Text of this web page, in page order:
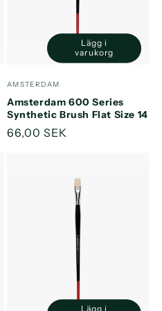
Säljare:
AMSTERDAM
Amsterdam 600 Series
Synthetic Brush Flat Size 14
Ordinarie
66,00 SEK
Minska
kvantitet
Title
Öka
kvantitet
Title
Lägg i
varukorg
Lägg i